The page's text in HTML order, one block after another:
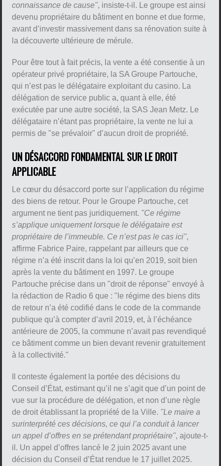
connaissance de cause", insiste-t-il. Le groupe est ainsi
devenu propriétaire du bâtiment en bonne et due forme,
avant d’investir massivement dans sa rénovation suite à
la découverte ultérieure de mérule.
Pour être tout à fait précis, la vente a été consentie à un
opérateur privé propriétaire, la SA Groupe Partouche,
qui n’est pas le délégataire exploitant du casino. La
délégation de service public a, quant à elle, été
exécutée par une autre société, la SAS Jean Metz. Le
délégataire n’étant pas propriétaire, la vente ne lui a
permis de "se prévaloir" d’aucun droit de propriété.
UN DÉSACCORD FONDAMENTAL SUR LE DROIT
APPLICABLE
Le cœur du désaccord porte sur l’application du régime
des biens de retour. Pour le Groupe Partouche, cet
argument ne tient pas juridiquement. "Ce régime
s’applique uniquement lorsque le délégataire est
propriétaire de l’immeuble. Ce n’est pas le cas ici",
affirme Fabrice Paire, rappelant par ailleurs que ce
régime n’a été inscrit dans la loi qu’en 2019, soit bien
après la vente du bâtiment en 1997. Le groupe
Partouche précise dans un "droit de réponse" envoyé à
la rédaction de Radio 6 que : "le régime des biens dits
de retour n’a été codifié dans le code de la commande
publique qu’à compter d’avril 2019, et, à l’échéance
antérieure de 2005, la commune n’avait pas revendiqué
ce bâtiment comme un bien devant revenir gratuitement
à la collectivité."
Il conteste également la portée des décisions du
Conseil d’État, estimant qu’il ne s’agit que d’un point de
vue sur la procédure de délégation, et non d’une règle
de droit établissant la propriété de la Ville. "Le maire a
surinterprété ces décisions, ce qui l’a conduit à lancer
un appel d’offres en se prétendant propriétaire", ajoute-t-
il. Un appel d’offres lancé le 2 juin 2025 avant une
décision du Conseil d’État rendue le 17 juillet 2025.